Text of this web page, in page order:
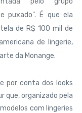
puxado". É que ela
de R$ 100 mil de
de lingerie,
da Monange.
por conta dos looks
que, organizado pela
com lingeries